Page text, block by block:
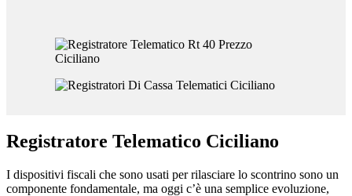
Registratore Telematico Ciciliano
I dispositivi fiscali che sono usati per rilasciare lo scontrino sono un
componente fondamentale, ma oggi c’è una semplice evoluzione,